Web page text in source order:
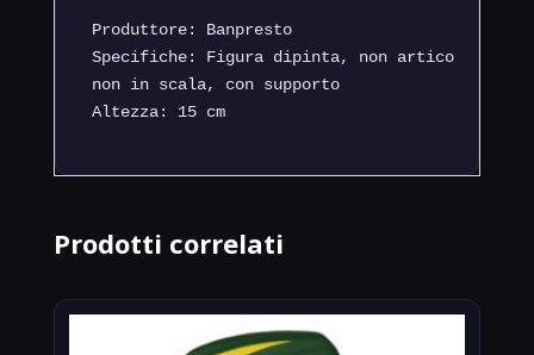
Produttore: Banpresto
Specifiche: Figura dipinta, non articolata,
non in scala, con supporto
Altezza: 15 cm
Prodotti correlati